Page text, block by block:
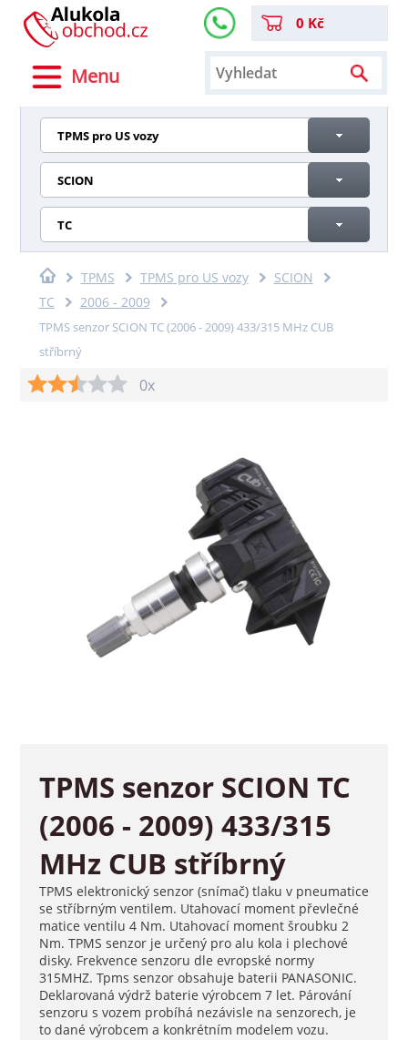
Menu
0 Kč
TPMS pro US vozy
SCION
TC
TPMS TPMS pro US vozy
SCION
TC
2006 - 2009
TPMS senzor SCION TC (2006 - 2009) 433/315 MHz CUB
stříbrný
0x
TPMS senzor SCION TC
(2006 - 2009) 433/315
MHz CUB stříbrný
TPMS elektronický senzor (snímač) tlaku v pneumatice
se stříbrným ventilem. Utahovací moment převlečné
matice ventilu 4 Nm. Utahovací moment šroubku 2
Nm. TPMS senzor je určený pro alu kola i plechové
disky. Frekvence senzoru dle evropské normy
315MHZ. Tpms senzor obsahuje baterii PANASONIC.
Deklarovaná výdrž baterie výrobcem 7 let. Párování
senzoru s vozem probíhá nezávisle na senzorech, je
to dané výrobcem a konkrétním modelem vozu.